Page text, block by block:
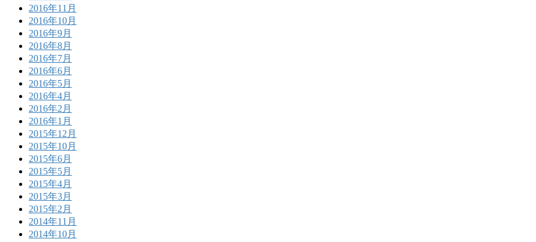
2016年11月
2016年10月
2016年9月
2016年8月
2016年7月
2016年6月
2016年5月
2016年4月
2016年2月
2016年1月
2015年12月
2015年10月
2015年6月
2015年5月
2015年4月
2015年3月
2015年2月
2014年11月
2014年10月